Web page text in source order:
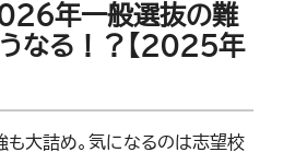
年一般選抜の難
なる！？【2025年
も大詰め。気になるのは志望校